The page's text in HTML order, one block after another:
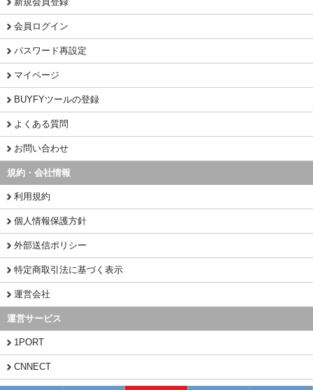
会員ログイン
パスワード再設定
マイページ
BUYFYツールの登録
よくある質問
お問い合わせ
規約・会社情報
利用規約
個人情報保護方針
外部送信ポリシー
特定商取引法に基づく表示
運営会社
運営サービス
1PORT
CNNECT